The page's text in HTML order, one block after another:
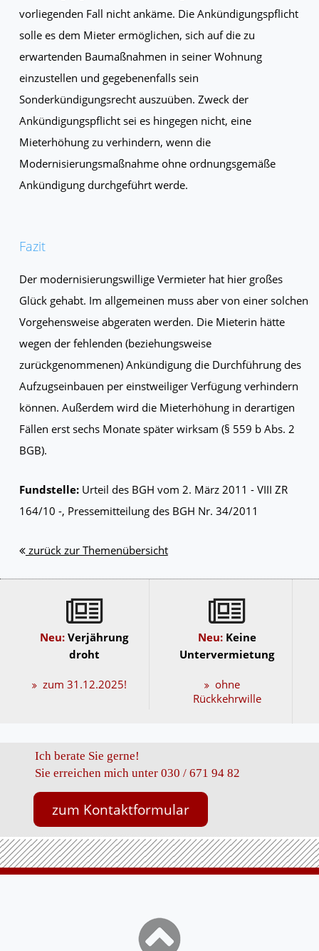
vorliegenden Fall nicht ankäme. Die Ankündigungspflicht
solle es dem Mieter ermöglichen, sich auf die zu
erwartenden Baumaßnahmen in seiner Wohnung
einzustellen und gegebenenfalls sein
Sonderkündigungsrecht auszuüben. Zweck der
Ankündigungspflicht sei es hingegen nicht, eine
Mieterhöhung zu verhindern, wenn die
Modernisierungsmaßnahme ohne ordnungsgemäße
Ankündigung durchgeführt werde.
Fazit
Der modernisierungswillige Vermieter hat hier großes
Glück gehabt. Im allgemeinen muss aber von einer solchen
Vorgehensweise abgeraten werden. Die Mieterin hätte
wegen der fehlenden (beziehungsweise
zurückgenommenen) Ankündigung die Durchführung des
Aufzugseinbauen per einstweiliger Verfügung verhindern
können. Außerdem wird die Mieterhöhung in derartigen
Fällen erst sechs Monate später wirksam (§ 559 b Abs. 2
BGB).
Fundstelle: Urteil des BGH vom 2. März 2011 - VIII ZR
164/10 -, Pressemitteilung des BGH Nr. 34/2011
zurück zur Themenübersicht
Neu:Verjährung
droht
zum 31.12.2025!
Neu: Keine
Untervermietung
ohne
Rückkehrwille
Ich berate Sie gerne!
Sie erreichen mich unter 030 / 671 94 82
zum Kontaktformular